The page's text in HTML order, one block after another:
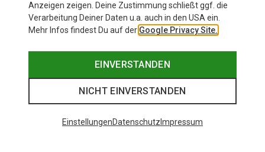
Anzeigen zeigen. Deine Zustimmung schließt ggf. die
Verarbeitung Deiner Daten u.a. auch in den USA ein.
Mehr Infos findest Du auf der Google Privacy Site.
EINVERSTANDEN
NICHT EINVERSTANDEN
EinstellungenDatenschutz Impressum